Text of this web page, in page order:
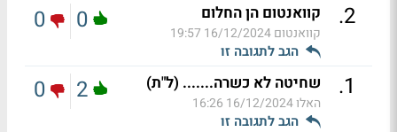
2
. קוואנטום הן החלום
קוואנטום16/12/2024 19:57
הגב לתגובה זו
0
0
1
. שחיטה לא כשרה....... (ל"ת)
האלו16/12/2024 16:26
הגב לתגובה זו
2
0